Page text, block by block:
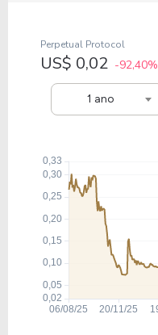
1 ano
Perpetual Protocol
US$ 0,02 -92,40%